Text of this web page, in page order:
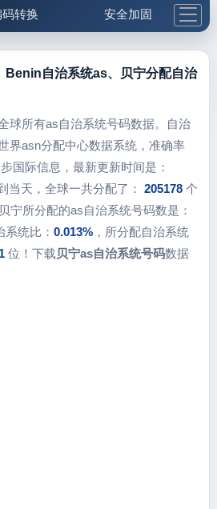
码转换 安全加固
活便民 更多工具
Benin自治系统as、贝宁分配自治
球所有as自治系统号码数据。自治
界asn分配中心数据系统，准确率
国际信息，最新更新时间是：
当天，全球一共分配了： 205178个
宁所分配的as自治系统号码数是：
统比： 0.013%，所分配自治系统
位！下载贝宁as自治系统号码数据